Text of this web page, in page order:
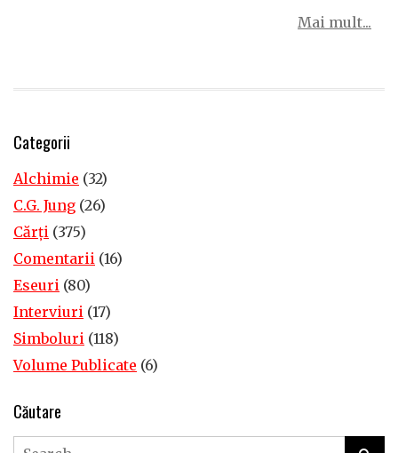
Mai mult...
Categorii
Alchimie (32)
C.G. Jung (26)
Cărţi (375)
Comentarii (16)
Eseuri (80)
Interviuri (17)
Simboluri (118)
Volume Publicate (6)
Căutare